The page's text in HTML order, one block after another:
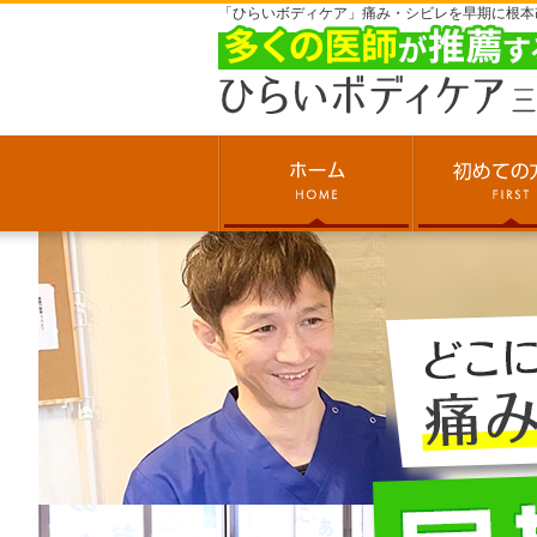
「ひらいボディケア」痛み・シビレを早期に根